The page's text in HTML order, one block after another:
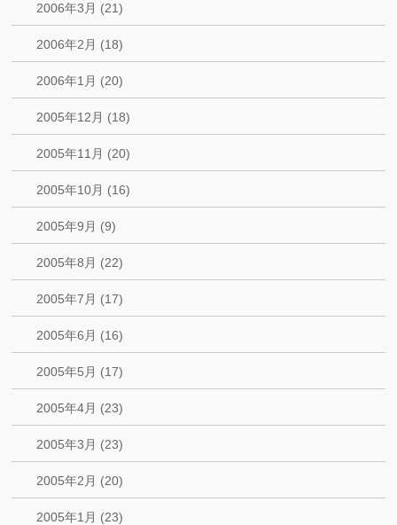
2006年3月 (21)
2006年2月 (18)
2006年1月 (20)
2005年12月 (18)
2005年11月 (20)
2005年10月 (16)
2005年9月 (9)
2005年8月 (22)
2005年7月 (17)
2005年6月 (16)
2005年5月 (17)
2005年4月 (23)
2005年3月 (23)
2005年2月 (20)
2005年1月 (23)